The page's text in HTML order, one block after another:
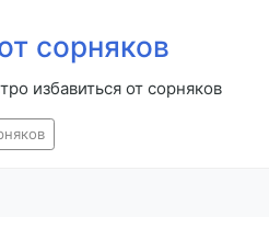
сорняков
избавиться от сорняков